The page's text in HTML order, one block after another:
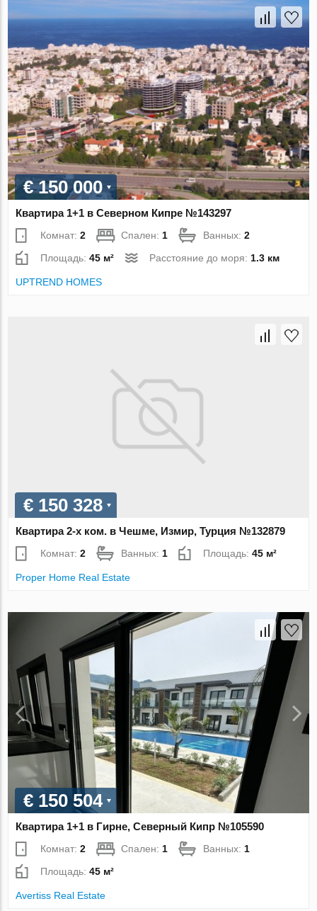
€ 150 000
Квартира 1+1 в Северном Кипре №143297
Комнат:2 Спален:1 Ванных:2
Площадь:45 м² Расстояние до моря:1.3 км
UPTREND HOMES
€ 150 328
Квартира 2-х ком. в Чешме, Измир, Турция №132879
Комнат:2 Ванных: 1 Площадь:45 м²
Proper Home Real Estate
€ 150 504
Квартира 1+1 в Гирне, Северный Кипр №105590
Комнат:2 Спален: 1 Ванных: 1
Площадь:45 м²
Avertiss Real Estate